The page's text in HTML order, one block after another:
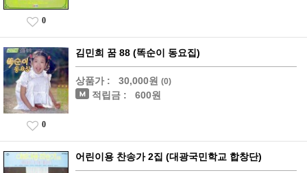
0
김민희 꿈 88 (똑순이 동요집)
상품가 : 30,000원 (0)
적립금 : 600원
0
어린이용 찬송가 2집 (대광국민학교 합창단)